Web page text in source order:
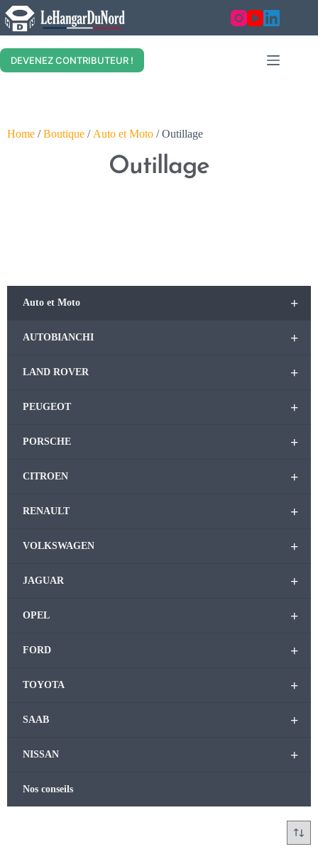
DEVENEZ CONTRIBUTEUR !
Home /Boutique / Auto et Moto / Outillage
Outillage
+
Auto et Moto
+
AUTOBIANCHI
+
LAND ROVER
+
PEUGEOT
+
PORSCHE
+
CITROEN
+
RENAULT
+
VOLKSWAGEN
+
JAGUAR
+
OPEL
+
FORD
+
TOYOTA
+
SAAB
+
NISSAN
Nos conseils